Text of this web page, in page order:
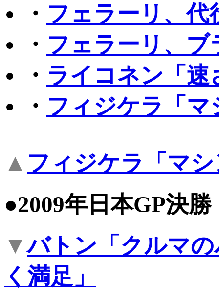
・ フェラーリ、
・ フェラーリ、
・ ライコネン「
・ フィジケラ「
▲ フィジケラ「マ
●2009年日本GP決
▼バトン「クルマ
く満足」